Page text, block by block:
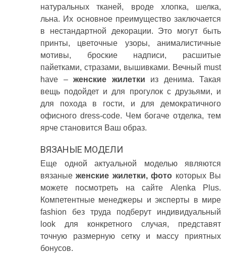
натуральных тканей, вроде хлопка, шелка,
льна. Их основное преимущество заключается
в нестандартной декорации. Это могут быть
принты, цветочные узоры, анималистичные
мотивы, броские надписи, расшитые
пайетками, стразами, вышивками. Вечный must
have – женские жилетки из денима. Такая
вещь подойдет и для прогулок с друзьями, и
для похода в гости, и для демократичного
офисного dress-code. Чем богаче отделка, тем
ярче становится Ваш образ.
ВЯЗАНЫЕ МОДЕЛИ
Еще одной актуальной моделью являются
вязаныеженские жилетки, фото которых Вы
можете посмотреть на сайте Alenka Plus.
Компетентные менеджеры и эксперты в мире
fashion без труда подберут индивидуальный
look для конкретного случая, представят
точную размерную сетку и массу приятных
бонусов.